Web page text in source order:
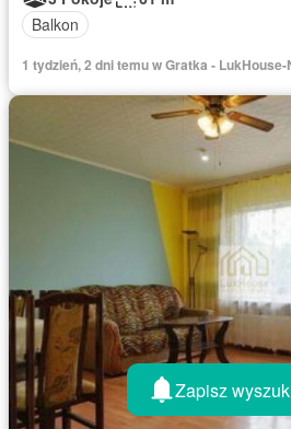
Balkon
1 tydzień, 2 dni temu w Gratka -
Zapisz